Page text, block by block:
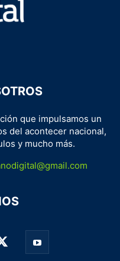
que impulsamos un
del acontecer nacional,
y mucho más.